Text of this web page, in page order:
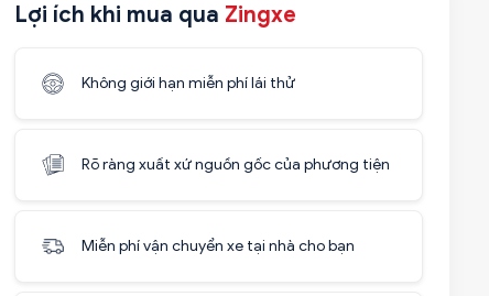
Lợi ích khi mua qua Zingxe
Không giới hạn miễn phí lái thử
Rõ ràng xuất xứ nguồn gốc của phương tiện
Miễn phí vận chuyển xe tại nhà cho bạn